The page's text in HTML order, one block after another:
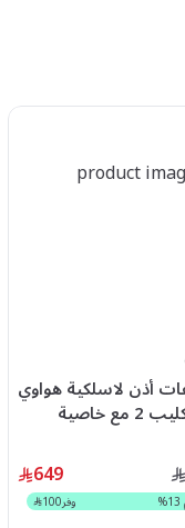
أذن لاسلكية هواوي
فري كليب 2 مع خاصية
الضوضاء، أزرق -
Robin -
649
13
% وفر100